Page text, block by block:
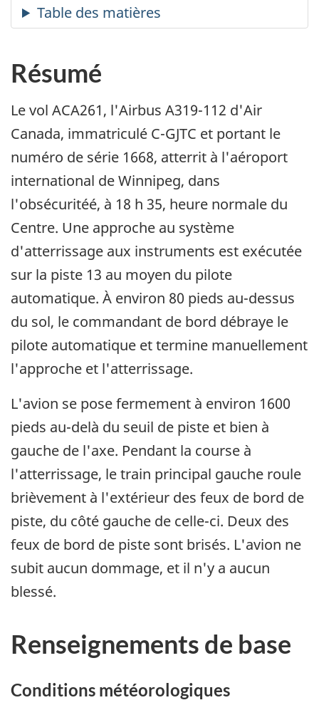
Résumé
Le vol ACA261, l'Airbus A319-112 d'Air
Canada, immatriculé C-GJTC et portant le
numéro de série 1668, atterrit à l'aéroport
international de Winnipeg, dans
l'obsécuritéé, à 18 h 35, heure normale du
Centre. Une approche au système
d'atterrissage aux instruments est exécutée
sur la piste 13 au moyen du pilote
automatique. À environ 80 pieds au-dessus
du sol, le commandant de bord débraye le
pilote automatique et termine manuellement
l'approche et l'atterrissage.
L'avion se pose fermement à environ 1600
pieds au-delà du seuil de piste et bien à
gauche de l'axe. Pendant la course à
l'atterrissage, le train principal gauche roule
brièvement à l'extérieur des feux de bord de
piste, du côté gauche de celle-ci. Deux des
feux de bord de piste sont brisés. L'avion ne
subit aucun dommage, et il n'y a aucun
blessé.
Renseignements de base
Conditions météorologiques